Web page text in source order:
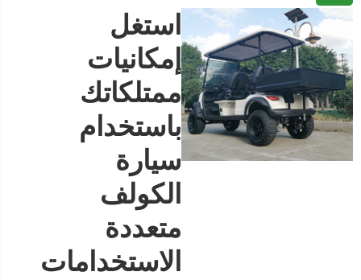
استغل
إمكانيات
ممتلكاتك
باستخدام
سيارة
الكولف
متعددة
الاستخدامات